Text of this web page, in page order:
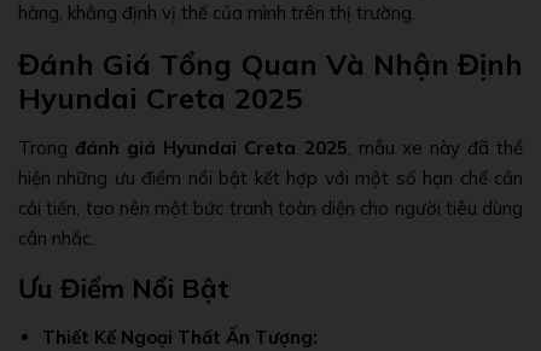
hàng, khẳng định vị thế của mình trên thị trường.
Đánh Giá Tổng Quan Và Nhận Định
Hyundai Creta 2025
Trong đánh giá Hyundai Creta 2025, mẫu xe này đã thể
hiện những ưu điểm nổi bật kết hợp với một số hạn chế cần
cải tiến, tạo nên một bức tranh toàn diện cho người tiêu dùng
cân nhắc.
Ưu Điểm Nổi Bật
Thiết Kế Ngoại Thất Ấn Tượng: